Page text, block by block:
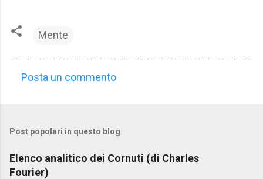
Mente
m
e
n
Posta un commento
Post popolari in questo blog
Elenco analitico dei Cornuti (di Charles
Fourier)